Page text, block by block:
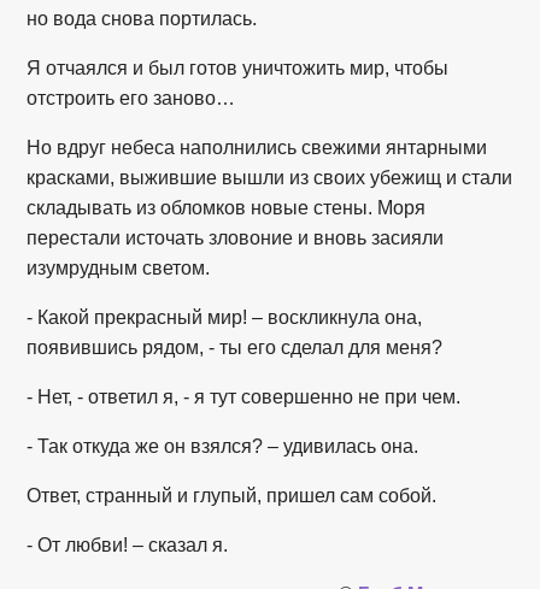
но вода снова портилась.
Я отчаялся и был готов уничтожить мир, чтобы
отстроить его заново…
Но вдруг небеса наполнились свежими янтарными
красками, выжившие вышли из своих убежищ и стали
складывать из обломков новые стены. Моря
перестали источать зловоние и вновь засияли
изумрудным светом.
- Какой прекрасный мир! – воскликнула она,
появившись рядом, - ты его сделал для меня?
- Нет, - ответил я, - я тут совершенно не при чем.
- Так откуда же он взялся? – удивилась она.
Ответ, странный и глупый, пришел сам собой.
- От любви! – сказал я.